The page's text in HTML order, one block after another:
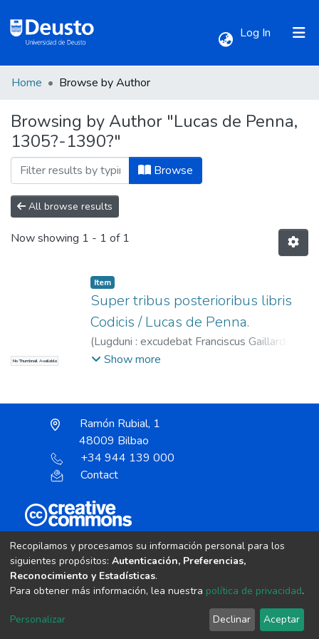
Log In (current)
All of DSpace
Home Browse by Author
Browsing by Author "Lucas de Penna,
1305?-1390?"
Browse
All browse results
Now showing 1 - 1 of 1
No Thumbnail Available
Item
Super tribus posterioribus libris
Codicis / Lucas de Penna.
(Lugduni : excudebat Franciscus Gaillardus,
1557)Lucas de Penna, 1305?-1390?
Show more
Ramón Rubial, 1
48009 Bilbao
+34 944 139 000
Contact
Unless otherwise noted, the item license is described
Creative Commons Attribution-NonCommercial-
NoDerivs 4.0 License
DSpace software
copyright © 2002-2026LYRASIS
Cookie settings Send Feedback
Recopilamos y procesamos su información personal para los
siguientes propósitos: Autenticación, Preferencias,
Reconocimiento y Estadísticas.
Para obtener más información, lea nuestra política de privacidad.
Personalizar Declinar Aceptar